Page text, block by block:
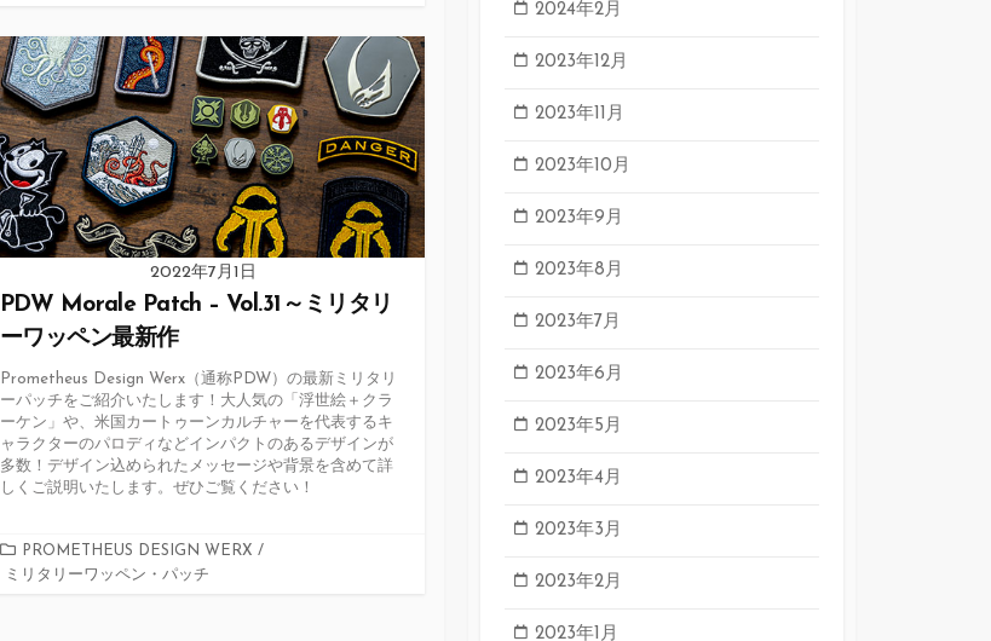
リ
ー
2022年7月1日
PDW Morale Patch – Vol.31～ミリタリ
ーワッペン最新作
Prometheus Design Werx（通称PDW）の最新ミリタリ
ーパッチをご紹介いたします！大人気の「浮世絵＋クラ
ーケン」や、米国カートゥーンカルチャーを代表するキ
ャラクターのパロディなどインパクトのあるデザインが
多数！デザイン込められたメッセージや背景を含めて詳
しくご説明いたします。ぜひご覧ください！
カ
テ
PROMETHEUS DESIGN WERX /
ミリタリーワッペン・パッチ
2024年2月
2023年12月
2023年11月
2023年10月
2023年9月
2023年8月
2023年7月
2023年6月
2023年5月
2023年4月
2023年3月
2023年2月
2023年1月